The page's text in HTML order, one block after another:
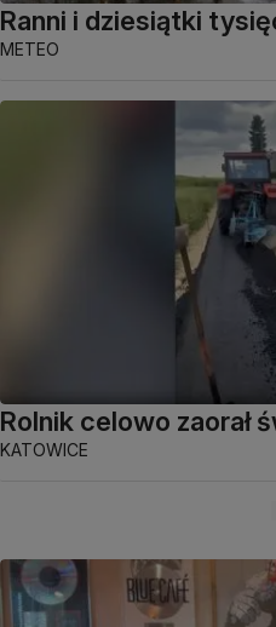
Ranni i dziesiątki
METEO
Rolnik celowo zaorał
KATOWICE